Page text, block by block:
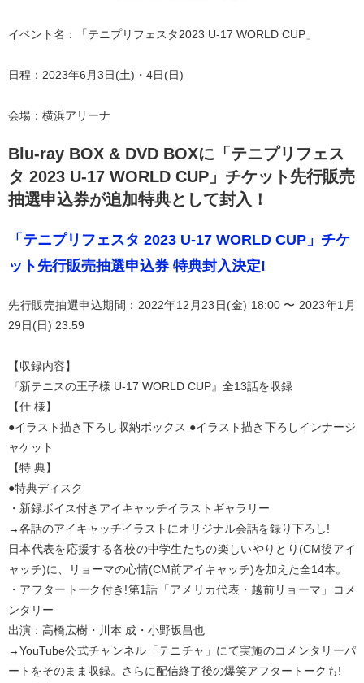
イベント名：「テニプリフェスタ2023 U-17 WORLD CUP」
日程：2023年6月3日(土)・4日(日)
会場：横浜アリーナ
Blu-ray BOX & DVD BOXに「テニプリフェス
タ 2023 U-17 WORLD CUP」チケット先行販売
抽選申込券が追加特典として封入！
「テニプリフェスタ 2023 U-17 WORLD CUP」チケ
ット先行販売抽選申込券 特典封入決定!
先行販売抽選申込期間：2022年12月23日(金) 18:00 〜 2023年1月
29日(日) 23:59
【収録内容】
『新テニスの王子様 U-17 WORLD CUP』全13話を収録
【仕 様】
●イラスト描き下ろし収納ボックス ●イラスト描き下ろしインナージ
ャケット
【特 典】
●特典ディスク
・新録ボイス付きアイキャッチイラストギャラリー
→各話のアイキャッチイラストにオリジナル会話を録り下ろし!
日本代表を応援する各校の中学生たちの楽しいやりとり(CM後アイ
ャッチ)に、リョーマの心情(CM前アイキャッチ)を加えた全14本。
・アフタートーク付き!第1話「アメリカ代表・越前リョーマ」コメ
ンタリー
出演：高橋広樹・川本 成・小野坂昌也
→YouTube公式チャンネル「テニチャ」にて実施のコメンタリーパ
ートをそのまま収録。さらに配信終了後の爆笑アフタートークも!